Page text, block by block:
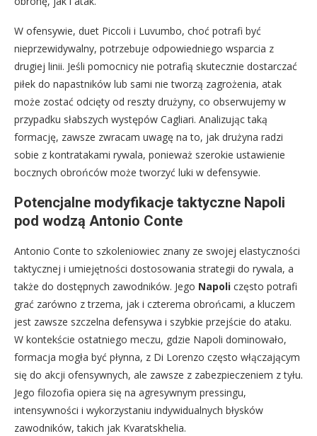
W ofensywie, duet Piccoli i Luvumbo, choć potrafi być
nieprzewidywalny, potrzebuje odpowiedniego wsparcia z
drugiej linii. Jeśli pomocnicy nie potrafią skutecznie dostarczać
piłek do napastników lub sami nie tworzą zagrożenia, atak
może zostać odcięty od reszty drużyny, co obserwujemy w
przypadku słabszych występów Cagliari. Analizując taką
formację, zawsze zwracam uwagę na to, jak drużyna radzi
sobie z kontratakami rywala, ponieważ szerokie ustawienie
bocznych obrońców może tworzyć luki w defensywie.
Potencjalne modyfikacje taktyczne Napoli
pod wodzą Antonio Conte
Antonio Conte to szkoleniowiec znany ze swojej elastyczności
taktycznej i umiejętności dostosowania strategii do rywala, a
także do dostępnych zawodników. Jego Napoli często potrafi
grać zarówno z trzema, jak i czterema obrońcami, a kluczem
jest zawsze szczelna defensywa i szybkie przejście do ataku.
W kontekście ostatniego meczu, gdzie Napoli dominowało,
formacja mogła być płynna, z Di Lorenzo często włączającym
się do akcji ofensywnych, ale zawsze z zabezpieczeniem z tyłu.
Jego filozofia opiera się na agresywnym pressingu,
intensywności i wykorzystaniu indywidualnych błysków
zawodników, takich jak Kvaratskhelia.